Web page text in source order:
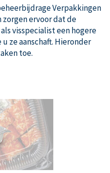
Verpakkingen
zorgen ervoor dat de
visspecialist een hogere
ze aanschaft. Hieronder
toe.